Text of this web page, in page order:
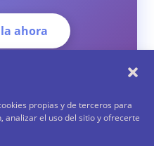
propias y de terceros para
analizar el uso del sitio y ofrecerte
ahora